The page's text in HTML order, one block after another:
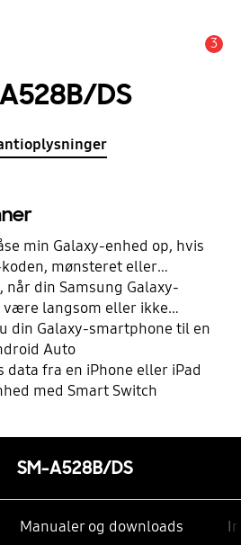
3
DS
min Galaxy-enhed op, hvis
mønsteret eller
når din Samsung Galaxy-
være langsom eller ikke
din Galaxy-smartphone til en
Auto
data fra en iPhone eller iPad
med Smart Switch
SM-A528B/DS
Manualer og downloads